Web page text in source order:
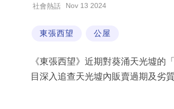
社會熱話 Nov 13 2024
東張西望 公屋
《東張西望》近期對葵涌天光墟的
目深入追查天光墟內販賣過期及劣